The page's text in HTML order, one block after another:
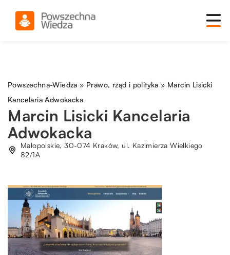
Powszechna-Wiedza » Prawo, rząd i polityka » Marcin Lisicki
Kancelaria Adwokacka
Marcin Lisicki Kancelaria
Adwokacka
Małopolskie, 30-074 Kraków, ul. Kazimierza Wielkiego
82/1A